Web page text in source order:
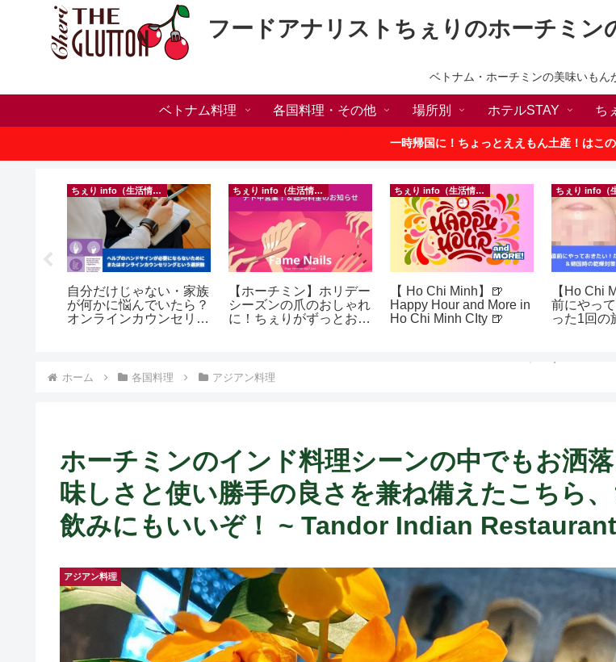
フードアナリストちぇりのホーチミン
ベトナム・ホーチミンの美味いもん
ベトナム料理 各国料理・その他 場所別 ホテルSTAY ち
一時帰国に！ちょっとええもん土産！はこ
ちぇり info（生活情報）
自分だけじゃない・家族
が何かに悩んでいたら？
オンラインカウンセリン
ちぇり info（生活情報）
【ホーチミン】ホリデー
シーズンの爪のおしゃれ
に！ちぇりがずっとお世
ト中営業予定追記） ~
ちぇり info（生活情報）
【 Ho Chi Minh】🍺
Happy Hour and More in
Ho Chi Minh CIty 🍺
【Ho Chi
前にやっ
った1回の
イシャル
ホーム 各国料理 アジアン料理
ホーチミンのインド料理シーンの中でもお洒
味しさと使い勝手の良さを兼ね備えたこちら
飲みにもいいぞ！ ~ Tandor Indian Restaurant
アジアン料理